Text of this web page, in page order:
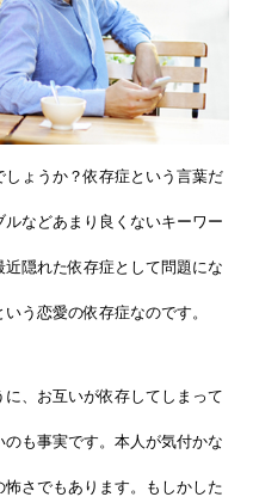
しょうか？依存症という言葉だ
などあまり良くないキーワー
隠れた依存症として問題にな
う恋愛の依存症なのです。
、お互いが依存してしまって
も事実です。本人が気付かな
さでもあります。もしかした